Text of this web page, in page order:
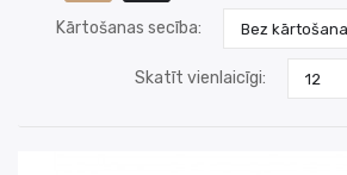
Kārtošanas secība:
Skatīt vienlaicīgi: